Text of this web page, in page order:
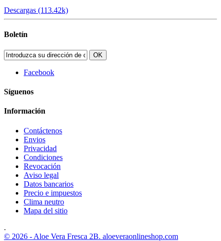
Descargas (113.42k)
Boletín
OK
Facebook
Síguenos
Información
Contáctenos
Envios
Privacidad
Condiciones
Revocación
Aviso legal
Datos bancarios
Precio e impuestos
Clima neutro
Mapa del sitio
.
© 2026 - Aloe Vera Fresca 2B. aloeveraonlineshop.com